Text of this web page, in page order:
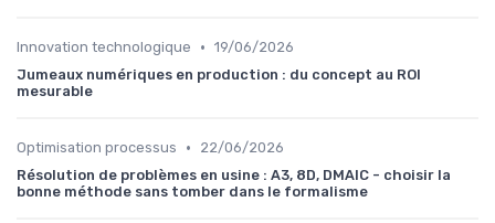
Innovation technologique • 19/06/2026
Jumeaux numériques en production : du concept au ROI
mesurable
Optimisation processus •
22/06/2026
Résolution de problèmes en usine : A3, 8D, DMAIC - choisir la
bonne méthode sans tomber dans le formalisme